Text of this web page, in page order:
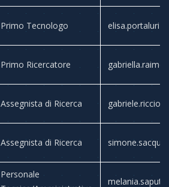
Primo Tecnologo elisa.portaluri
Primo Ricercatore
Assegnista di Ricerca gabriele.riccio
Assegnista di Ricerca
Personale